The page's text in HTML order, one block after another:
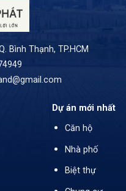
Bình Thạnh, TP.HCM
Dự án mới nhất
Căn hộ
Nhà phố
Biệt thự